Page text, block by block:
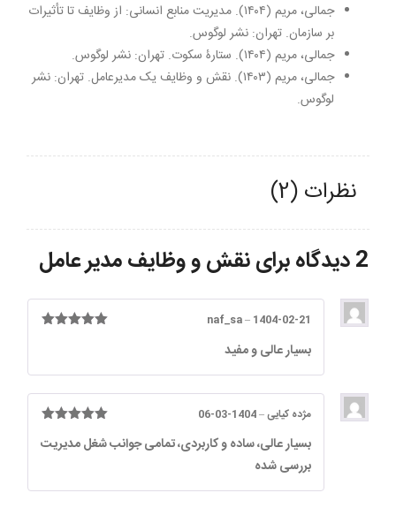
جمالی، مریم (۱۴۰۴). مدیریت منابع انسانی: از وظایف تا تأثیرات
بر سازمان. تهران: نشر لوگوس.
جمالی، مریم (۱۴۰۴). ستارۀ سکوت. تهران: نشر لوگوس.
جمالی، مریم (۱۴۰۳). نقش و وظایف یک مدیرعامل. تهران: نشر
لوگوس.
نظرات (2)
2 دیدگاه برای
نقش و وظایف مدیر عامل
naf_sa– 1404-02-21
بسیار عالی و مفید
5
مژده کیایی–
1404-03-06
بسیار عالی، ساده و کاربردی، تمامی جوانب شغل مدیریت
بررسی شده